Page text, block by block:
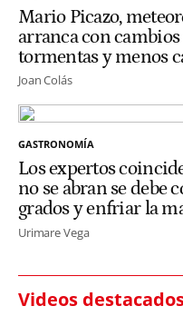
Mario Picazo,
arranca con
tormentas y menos
Joan Colás
GASTRONOMÍA
Los expertos
no se abran se debe
grados y enfriar la
Urimare Vega
Videos